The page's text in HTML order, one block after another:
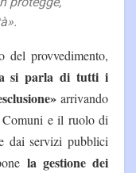
del provvedimento,
si parla di tutti i
arrivando
e il ruolo di
dai servizi pubblici
la gestione dei